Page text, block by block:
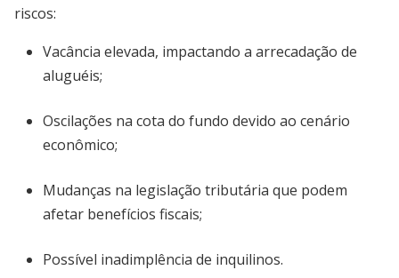
riscos:
Vacância elevada, impactando a arrecadação de
aluguéis;
Oscilações na cota do fundo devido ao cenário
econômico;
Mudanças na legislação tributária que podem
afetar benefícios fiscais;
Possível inadimplência de inquilinos.